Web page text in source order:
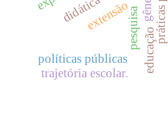
educação
pesquisa
extensão
políticas públicas
trajetória escolar.